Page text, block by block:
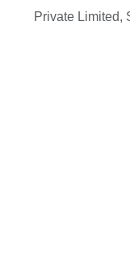
Private Limited,